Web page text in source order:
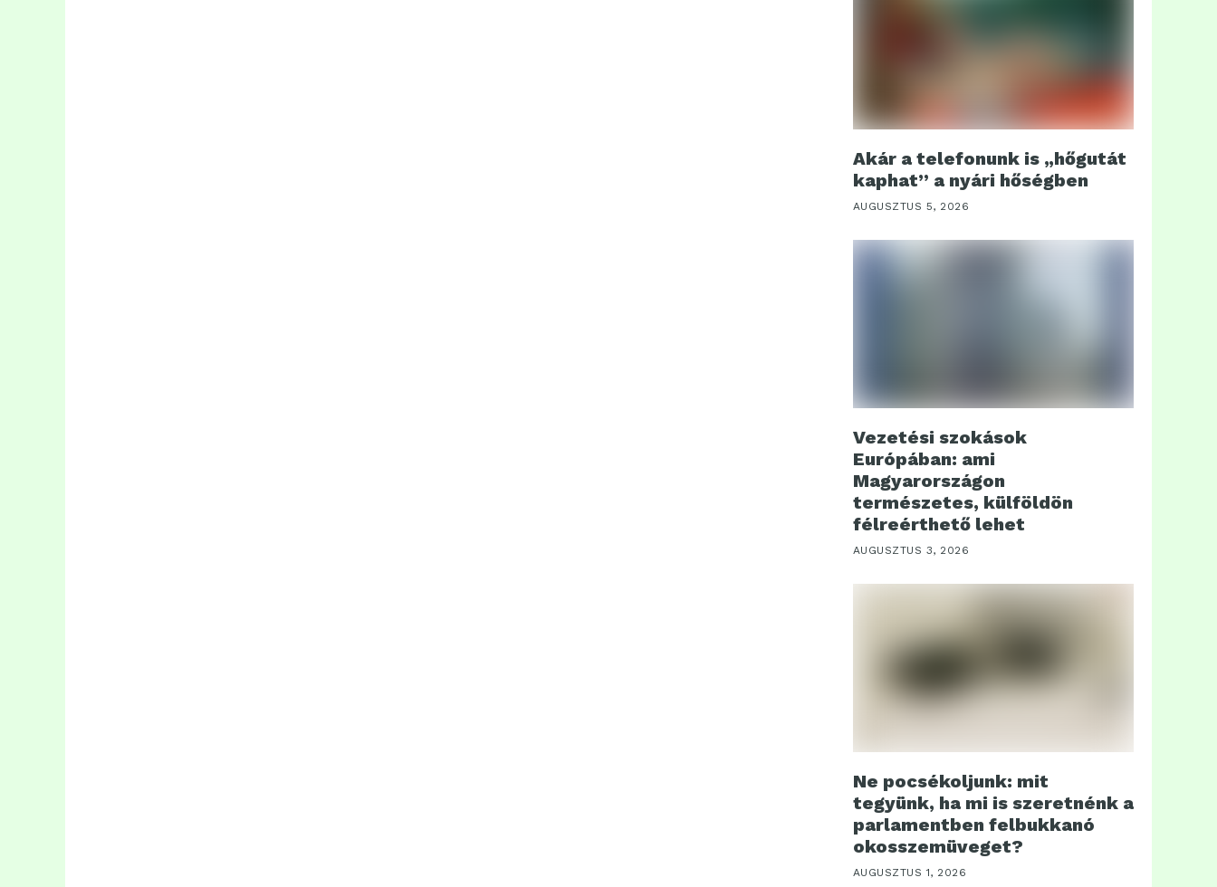
Akár a telefonunk is „hőgutát
kaphat” a nyári hőségben
AUGUSZTUS 5, 2026
Vezetési szokások
Európában: ami
Magyarországon
természetes, külföldön
félreérthető lehet
AUGUSZTUS 3, 2026
Ne pocsékoljunk: mit
tegyünk, ha mi is szeretnénk a
parlamentben felbukkanó
okosszemüveget?
AUGUSZTUS 1, 2026